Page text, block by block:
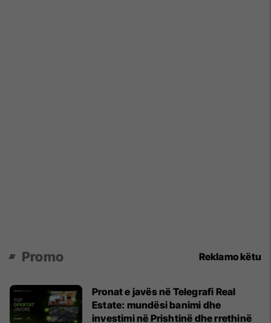
Promo Reklamo këtu
Pronat e javës në Telegrafi Real
Estate: mundësi banimi dhe
investimi në Prishtinë dhe rrethinë